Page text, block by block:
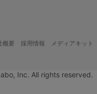
概要 採用情報 メディアキット
Inc. All rights reserved.